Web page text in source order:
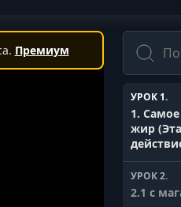
Премиум
Поиск
УРОК 1.
1.
жир
УРОК 2.
2.1 с